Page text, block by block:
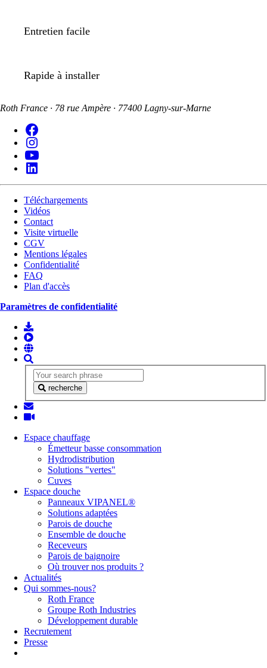
Entretien facile
Rapide à installer
Roth France · 78 rue Ampère · 77400 Lagny-sur-Marne
Téléchargements
Vidéos
Contact
Visite virtuelle
CGV
Mentions légales
Confidentialité
FAQ
Plan d'accès
Paramètres de confidentialité
recherche
Espace chauffage
Émetteur basse consommation
Hydrodistribution
Solutions "vertes"
Cuves
Espace douche
Panneaux VIPANEL®
Solutions adaptées
Parois de douche
Ensemble de douche
Receveurs
Parois de baignoire
Où trouver nos produits ?
Actualités
Qui sommes-nous?
Roth France
Groupe Roth Industries
Développement durable
Recrutement
Presse